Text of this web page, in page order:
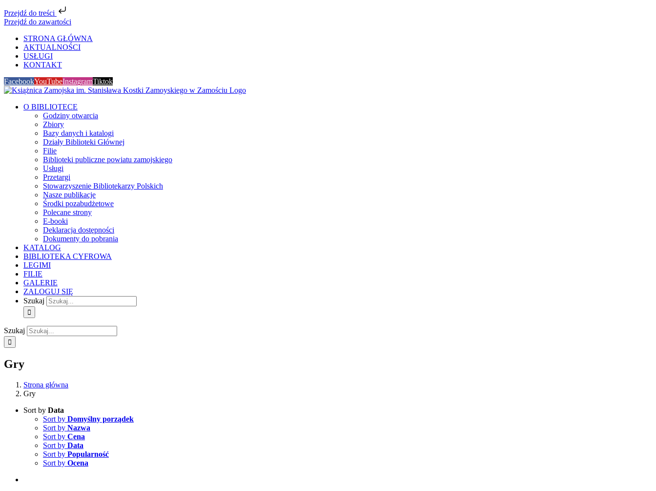
Przejdź do treści
Przejdź do zawartości
STRONA GŁÓWNA
AKTUALNOŚCI
USŁUGI
KONTAKT
FacebookYouTubeInstagramTiktok
O BIBLIOTECE
Godziny otwarcia
Zbiory
Bazy danych i katalogi
Działy Biblioteki Głównej
Filie
Biblioteki publiczne powiatu zamojskiego
Usługi
Przetargi
Stowarzyszenie Bibliotekarzy Polskich
Nasze publikacje
Środki pozabudżetowe
Polecane strony
E-booki
Deklaracja dostępności
Dokumenty do pobrania
KATALOG
BIBLIOTEKA CYFROWA
LEGIMI
FILIE
GALERIE
ZALOGUJ SIĘ
Szukaj
Szukaj
Gry
Strona główna
Gry
Sort by Data
Sort by Domyślny porządek
Sort by Nazwa
Sort by Cena
Sort by Data
Sort by Popularność
Sort by Ocena